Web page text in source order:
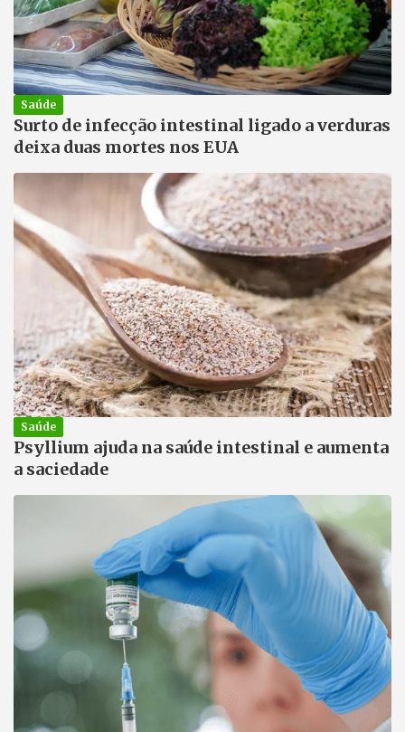
Saúde
Surto de infecção intestinal ligado a verduras
deixa duas mortes nos EUA
Saúde
Psyllium ajuda na saúde intestinal e aumenta
a saciedade